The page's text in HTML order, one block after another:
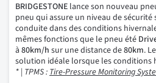
BRIDGESTONE lance son nouveau
pneu qui assure un niveau de sécurité
conduite dans des conditions
mêmes fonctions que le pneu été
à 80km/h sur une distance de80km. Le
solution idéale lorsque les conditions
* | TPMS :Tire-Pressure Monitoring